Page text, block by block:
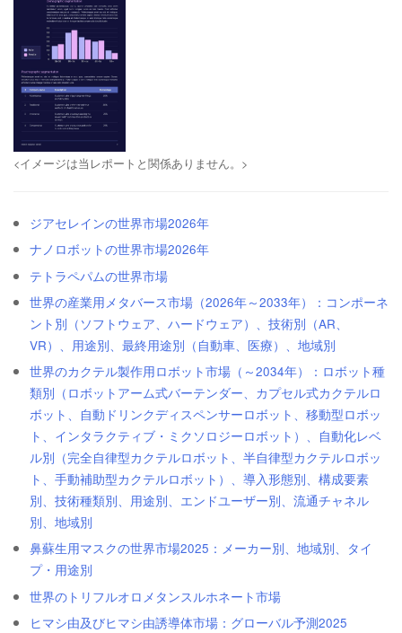
<イメージは当レポートと関係ありません。>
ジアセレインの世界市場2026年
ナノロボットの世界市場2026年
テトラペパムの世界市場
世界の産業用メタバース市場（2026年～2033年）：コンポーネ
ント別（ソフトウェア、ハードウェア）、技術別（AR、
VR）、用途別、最終用途別（自動車、医療）、地域別
世界のカクテル製作用ロボット市場（～2034年）：ロボット種
類別（ロボットアーム式バーテンダー、カプセル式カクテルロ
ボット、自動ドリンクディスペンサーロボット、移動型ロボッ
ト、インタラクティブ・ミクソロジーロボット）、自動化レベ
ル別（完全自律型カクテルロボット、半自律型カクテルロボッ
ト、手動補助型カクテルロボット）、導入形態別、構成要素
別、技術種類別、用途別、エンドユーザー別、流通チャネル
別、地域別
鼻蘇生用マスクの世界市場2025：メーカー別、地域別、タイ
プ・用途別
世界のトリフルオロメタンスルホネート市場
ヒマシ由及びヒマシ由誘導体市場：グローバル予測2025